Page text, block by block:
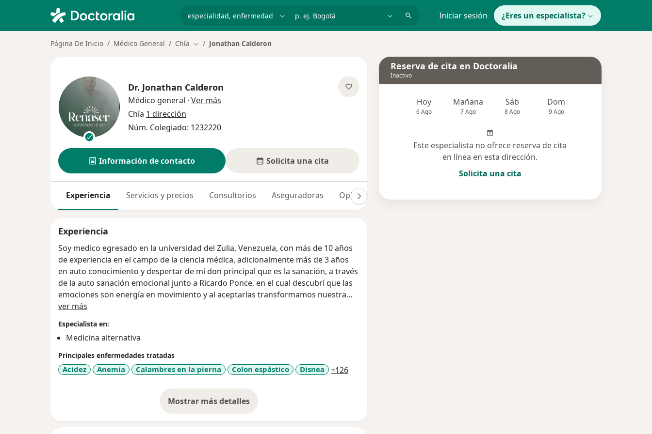
p. ej. Bogotá Iniciar sesión ¿Eres un especialista?
Página De Inicio Médico General Chía Cambiar de ciudad
Jonathan Calderon
Dr. Jonathan Calderon
Médico general · Ver más
Chía 1 dirección
Núm. Colegiado: 1232220
Información de contacto Solicita una cita
Experiencia Servicios y precios Consultorios Aseguradoras Opiniones
Experiencia
Soy medico egresado en la universidad del Zulia, Venezuela, con más de 10 años
de experiencia en el campo de la ciencia médica, adicionalmente más de 3 años
en auto conocimiento y despertar de mi don principal que es la sanación, a través
de la auto sanación emocional junto a Ricardo Ponce, en el cual descubrí que las
emociones son energía en movimiento y al aceptarlas transformamos nuestra
realidad.
Así mismo hace más de 2 años hice consciente la conexión con los Ángeles de la
mano de María Elvira Pombom en el que aprendí a comprender sus mensajes y
aprovechar todas las oportunidades en la vida. Durante el año 2024 me formé en
Reiki Puro Japonés con el Maestro Gelva en la Escuela Gelva.
demás y de esta forma cumplir el llamado de mi alma en servir a través de mi
humanos y por qué vinimos a esta vida, comprendiendo realmente que es el
ver más
Especialista en:
Medicina alternativa
Principales enfermedades tratadas
Acidez Anemia Calambres en la pierna Colon espástico Disnea +126a11y_sr_more_diseases
Mostrar más detalles
sobre la experiencia
Reserva de cita en Doctoralia
Inactivo
Hoy
6 Ago
Mañana
7 Ago
Sáb
8 Ago
Dom
9 Ago
Este especialista no ofrece reserva de cita
en línea en esta dirección.
Solicita una cita